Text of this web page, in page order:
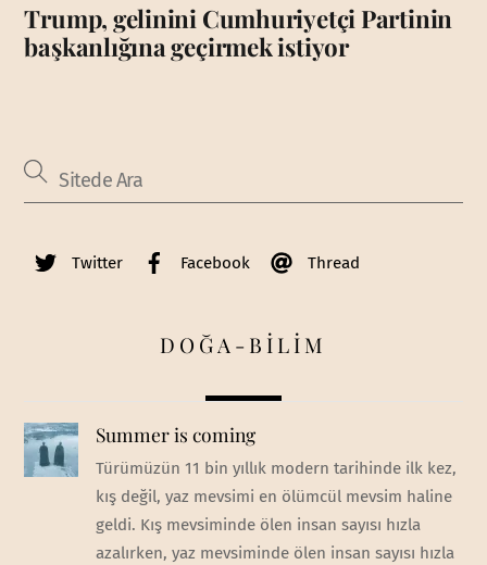
Trump, gelinini Cumhuriyetçi Partinin
başkanlığına geçirmek istiyor
Twitter Facebook Thread
DOĞA-BİLİM
Summer is coming
Türümüzün 11 bin yıllık modern tarihinde ilk kez,
kış değil, yaz mevsimi en ölümcül mevsim haline
geldi. Kış mevsiminde ölen insan sayısı hızla
azalırken, yaz mevsiminde ölen insan sayısı hızla